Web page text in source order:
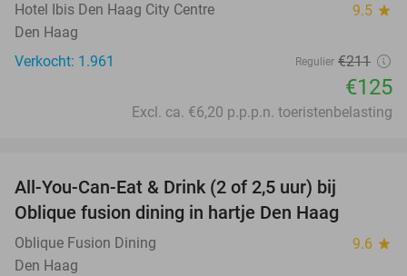
Hotel Ibis Den Haag City Centre 9.5 star
Den Haag
Verkocht: 1.961
Regulier €211
€125
Excl. ca. €6,20 p.p.p.n. toeristenbelasting
All-You-Can-Eat & Drink (2 of 2,5 uur) bij
Oblique fusion dining in hartje Den Haag
Oblique Fusion Dining 9.6 star
Den Haag